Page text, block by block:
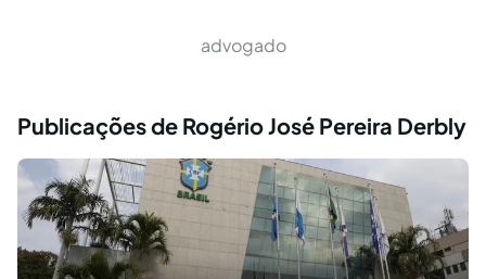
advogado
Publicações de Rogério José Pereira Derbly